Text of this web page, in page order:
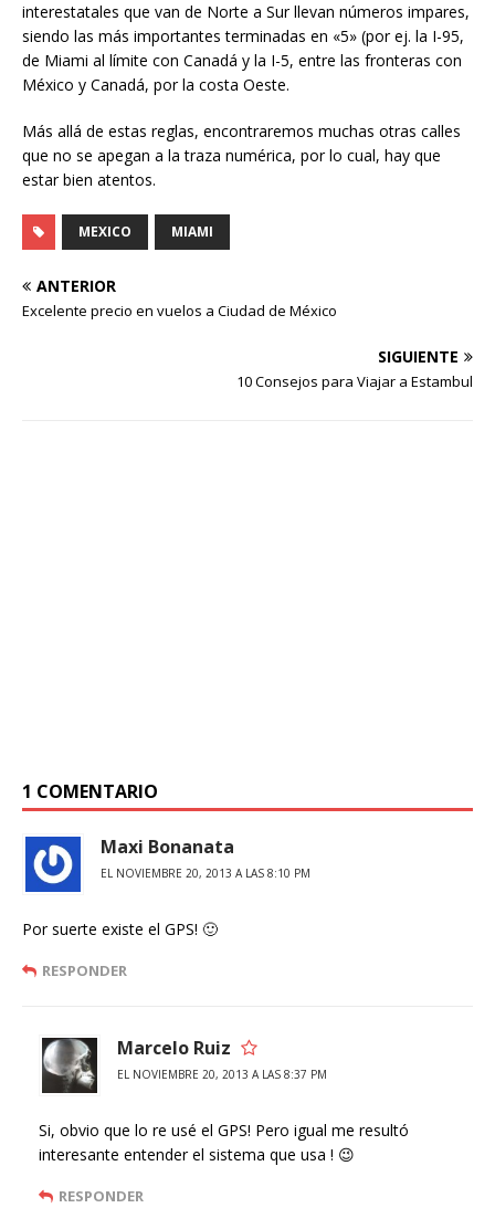
interestatales que van de Norte a Sur llevan números impares,
siendo las más importantes terminadas en «5» (por ej. la I-95,
de Miami al límite con Canadá y la I-5, entre las fronteras con
México y Canadá, por la costa Oeste.
Más allá de estas reglas, encontraremos muchas otras calles
que no se apegan a la traza numérica, por lo cual, hay que
estar bien atentos.
MEXICO MIAMI
ANTERIOR
Excelente precio en vuelos a Ciudad de México
SIGUIENTE
10 Consejos para Viajar a Estambul
1 COMENTARIO
Maxi Bonanata
EL NOVIEMBRE 20, 2013 A LAS 8:10 PM
Por suerte existe el GPS! 🙂
RESPONDER
Marcelo Ruiz
EL NOVIEMBRE 20, 2013 A LAS 8:37 PM
Si, obvio que lo re usé el GPS! Pero igual me resultó
interesante entender el sistema que usa ! 😉
RESPONDER